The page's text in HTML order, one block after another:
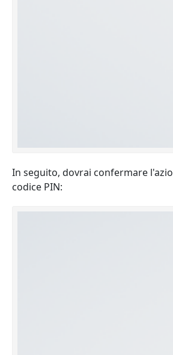
In seguito, dovrai confermare
codice PIN: